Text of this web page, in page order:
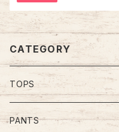
CATEGORY
TOPS
Tee
PANTS